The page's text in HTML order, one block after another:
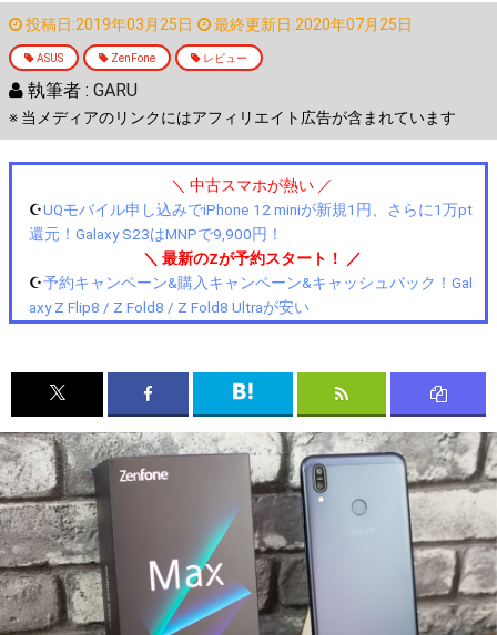
投稿日:2019年03月25日 最終更新日:2020年07月25日
ASUS ZenFone レビュー
執筆者 : GARU
※ 当メディアのリンクにはアフィリエイト広告が含まれています
＼ 中古スマホが熱い ／
☪️UQモバイル申し込みでiPhone 12 miniが新規1円、さらに1万pt
還元！Galaxy S23はMNPで9,900円！
＼ 最新のZが予約スタート！ ／
☪️予約キャンペーン&購入キャンペーン&キャッシュバック！Gal
axy Z Flip8 / Z Fold8 / Z Fold8 Ultraが安い